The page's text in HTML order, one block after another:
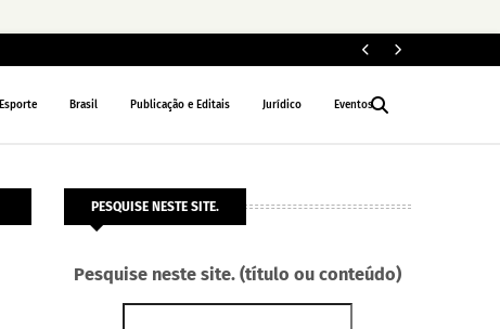
Esporte Brasil Publicação e Editais Jurídico Eventos
PESQUISE NESTE SITE.
Pesquise neste site. (título ou conteúdo)